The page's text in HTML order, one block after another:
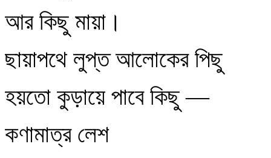
আর কিছু মায়া।
ছায়াপথে লুপ্ত আলোকের পিছু
হয়তো কুড়ায়ে পাবে কিছু —
কণামাত্র লেশ